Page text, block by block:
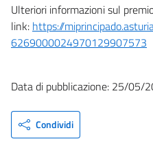
Ulteriori informazioni sul
link: https://
6269000024970129907573
Data di pubblicazione: 25/05/
Condividi